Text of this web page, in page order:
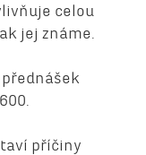
celou
jej známe.
příčiny